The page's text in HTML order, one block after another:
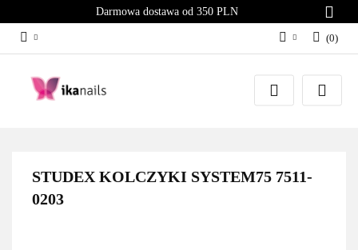
Darmowa dostawa od 350 PLN
Zaloguj się
Załóż konto
(0)
STUDEX KOLCZYKI SYSTEM75 7511-
0203